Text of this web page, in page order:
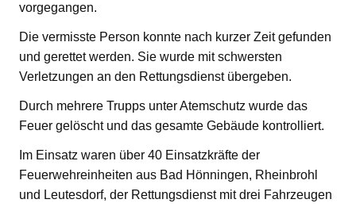
vorgegangen.
Die vermisste Person konnte nach kurzer Zeit gefunden
und gerettet werden. Sie wurde mit schwersten
Verletzungen an den Rettungsdienst übergeben.
Durch mehrere Trupps unter Atemschutz wurde das
Feuer gelöscht und das gesamte Gebäude kontrolliert.
Im Einsatz waren über 40 Einsatzkräfte der
Feuerwehreinheiten aus Bad Hönningen, Rheinbrohl
und Leutesdorf, der Rettungsdienst mit drei Fahrzeugen